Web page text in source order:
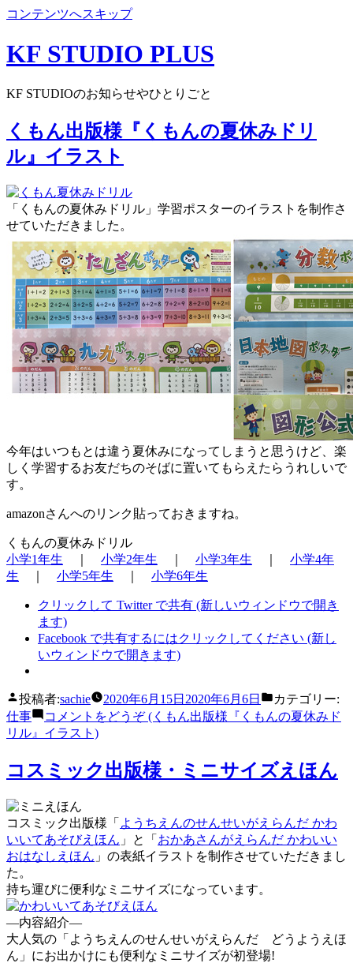
コンテンツへスキップ
KF STUDIO PLUS
KF STUDIOのお知らせやひとりごと
くもん出版様『くもんの夏休みドリ
ル』イラスト
「くもんの夏休みドリル」学習ポスターのイラストを制作さ
せていただきました。
今年はいつもとは違う夏休みになってしまうと思うけど、楽
しく学習するお友だちのそばに置いてもらえたらうれしいで
す。
amazonさんへのリンク貼っておきますね。
くもんの夏休みドリル
小学1年生
小学2年生 小学3年生
小学4年
生
小学5年生 小学6年生
クリックして Twitter で共有 (新しいウィンドウで開き
ます)
Facebook で共有するにはクリックしてください (新し
いウィンドウで開きます)
投稿者:sachie 2020年6月15日 2020年6月6日
カテゴリー:
仕事
コメントをどうぞ(くもん出版様『くもんの夏休みド
リル』イラスト)
コスミック出版様・ミニサイズえほん
コスミック出版様「 ようちえんのせんせいがえらんだ かわ
いいてあそびえほん 」と「 おかあさんがえらんだ かわいい
おはなしえほん 」の表紙イラストを制作させていただきまし
た。
持ち運びに便利なミニサイズになっています。
—内容紹介—
大人気の「ようちえんのせんせいがえらんだ どうようえほ
ん」にお出かけにも便利なミニサイズが初登場!